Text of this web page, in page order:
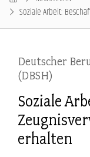
Soziale Arbeit:
Deutscher
(DBSH)
Soziale
erhalten